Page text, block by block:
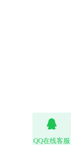
QQ在线客服